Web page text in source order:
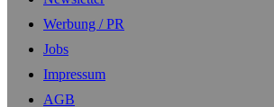
Werbung / PR
Jobs
Impressum
AGB